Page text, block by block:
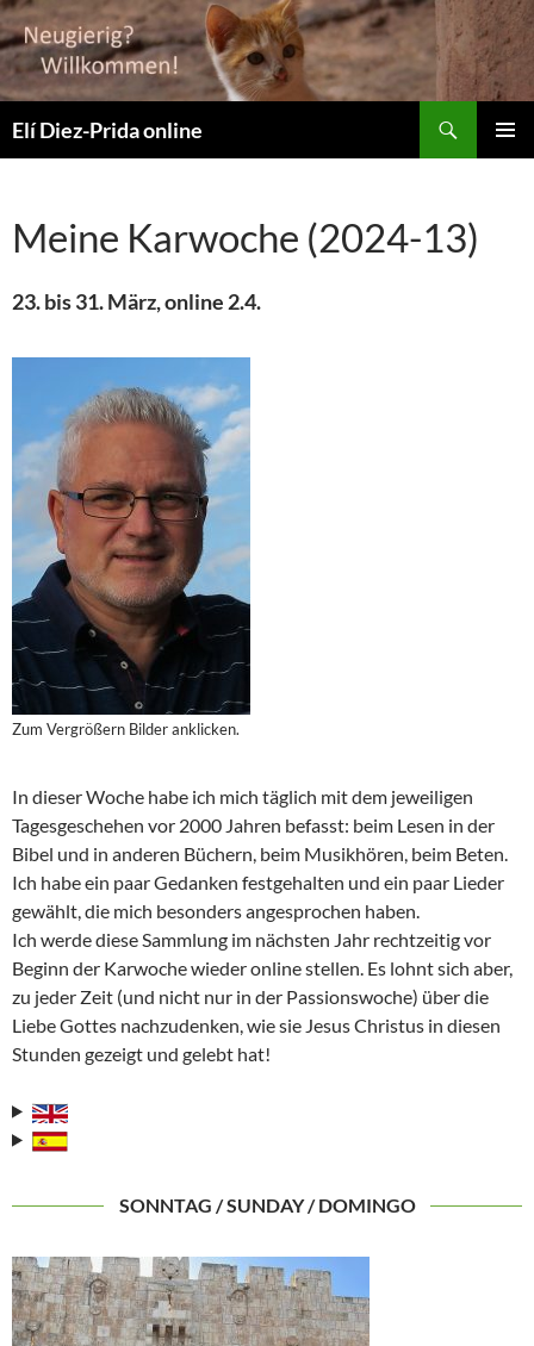
Elí Diez-Prida online
Meine Karwoche (2024-13)
23. bis 31. März, online 2.4.
Zum Vergrößern Bilder anklicken.
In dieser Woche habe ich mich täglich mit dem jeweiligen
Tagesgeschehen vor 2000 Jahren befasst: beim Lesen in der
Bibel und in anderen Büchern, beim Musikhören, beim Beten.
Ich habe ein paar Gedanken festgehalten und ein paar Lieder
gewählt, die mich besonders angesprochen haben.
Ich werde diese Sammlung im nächsten Jahr rechtzeitig vor
Beginn der Karwoche wieder online stellen. Es lohnt sich aber,
zu jeder Zeit (und nicht nur in der Passionswoche) über die
Liebe Gottes nachzudenken, wie sie Jesus Christus in diesen
Stunden gezeigt und gelebt hat!
SONNTAG / SUNDAY / DOMINGO